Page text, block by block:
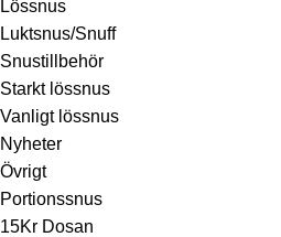
Lössnus
Luktsnus/Snuff
Snustillbehör
Starkt lössnus
Vanligt lössnus
Nyheter
Övrigt
Portionssnus
15Kr Dosan